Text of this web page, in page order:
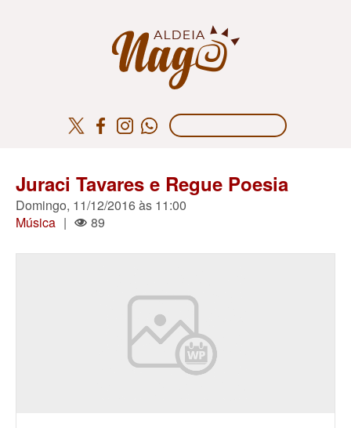
Juraci Tavares e Regue Poesia
Domingo, 11/12/2016 às 11:00
Música | 89